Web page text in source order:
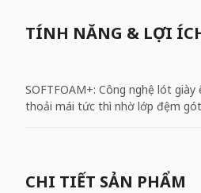
TÍNH NĂNG & LỢI
SOFTFOAM+: Công nghệ lót
thoải mái tức thì nhờ lớp đệm gót
CHI TIẾT SẢN PHẨM